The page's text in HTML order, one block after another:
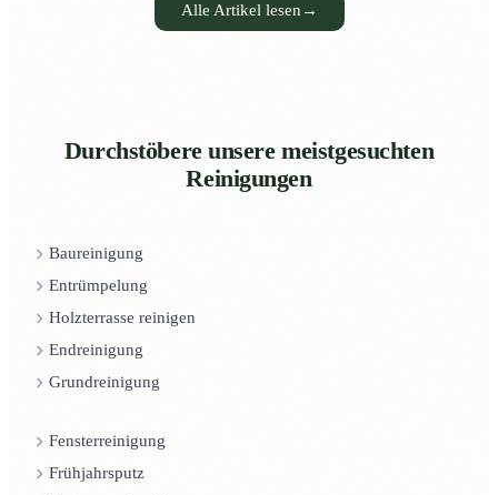
Alle Artikel lesen →
Durchstöbere unsere meistgesuchten
Reinigungen
Baureinigung
Entrümpelung
Holzterrasse reinigen
Endreinigung
Grundreinigung
Fensterreinigung
Frühjahrsputz